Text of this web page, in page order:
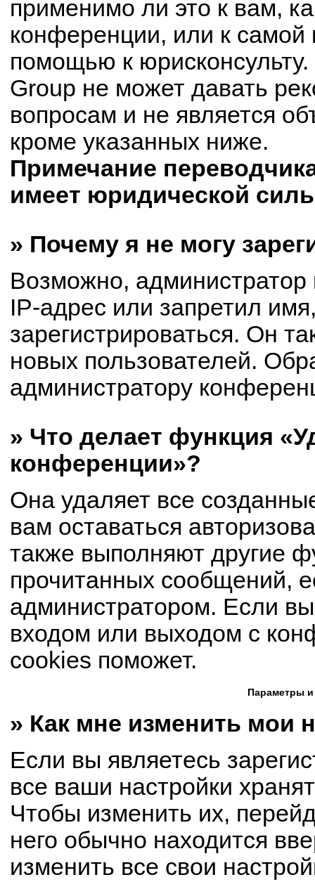
применимо ли это к вам,
конференции, или к самой
помощью к
Group не может давать
вопросам и не является
кроме указанных ниже.
Примечание
имеет юридической
» Почему я не могу
Возможно,
IP-адрес или запретил
зарегистрироваться. Он
новых пользователей.
администратору
» Что делает функция
конференции»?
Она удаляет все
вам оставаться
также выполняют другие
прочитанных сообщений,
администратором. Если
входом или выходом с
cookies поможет.
Параметры и
» Как мне изменить мои
Если вы являетесь
все ваши настройки
Чтобы изменить их,
него обычно находится
изменить все свои